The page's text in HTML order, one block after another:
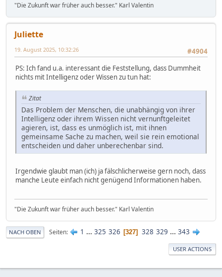
"Die Zukunft war früher auch besser." Karl Valentin
Juliette
#4904
19. August 2025, 10:32:26
PS: Ich fand u.a. interessant die Feststellung, dass Dummheit
nichts mit Intelligenz oder Wissen zu tun hat:
Zitat
Das Problem der Menschen, die unabhängig von ihrer
Intelligenz oder ihrem Wissen nicht vernunftgeleitet
agieren, ist, dass es unmöglich ist, mit ihnen
gemeinsame Sache zu machen, weil sie rein emotional
entscheiden und daher unberechenbar sind.
Irgendwie glaubt man (ich) ja fälschlicherweise gern noch, dass
manche Leute einfach nicht genügend Informationen haben.
"Die Zukunft war früher auch besser." Karl Valentin
NACH OBEN Seiten 1 ... 325 326 327 328 329 ... 343
USER ACTIONS